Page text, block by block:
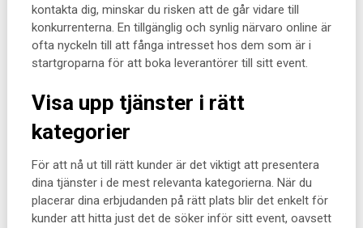
kontakta dig, minskar du risken att de går vidare till
konkurrenterna. En tillgänglig och synlig närvaro online är
ofta nyckeln till att fånga intresset hos dem som är i
startgroparna för att boka leverantörer till sitt event.
Visa upp tjänster i rätt
kategorier
För att nå ut till rätt kunder är det viktigt att presentera
dina tjänster i de mest relevanta kategorierna. När du
placerar dina erbjudanden på rätt plats blir det enkelt för
kunder att hitta just det de söker inför sitt event, oavsett